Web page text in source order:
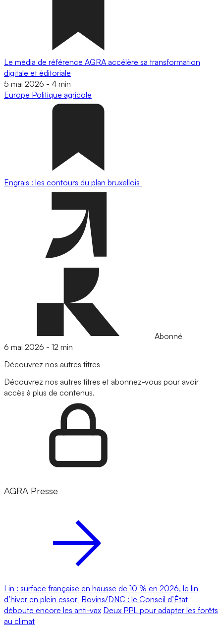
Le média de référence AGRA accélère sa transformation
digitale et éditoriale
5 mai 2026 - 4 min
Europe Politique agricole
Engrais : les contours du plan bruxellois
Abonné
6 mai 2026 - 12 min
Découvrez nos autres titres
Découvrez nos autres titres et abonnez-vous pour avoir
accès à plus de contenus.
AGRA Presse
Lin : surface française en hausse de 10 % en 2026, le lin
d’hiver en plein essor Bovins/DNC : le Conseil d’État
déboute encore les anti-vax Deux PPL pour adapter les forêts
au climat